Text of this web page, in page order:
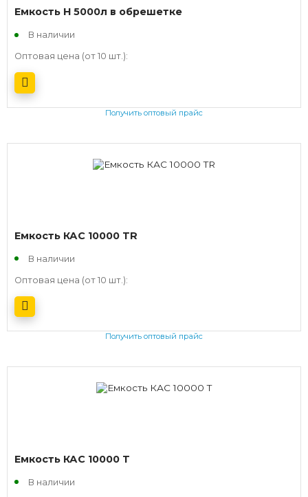
Емкость H 5000л в обрешетке
В наличии
Оптовая цена (от 10 шт.):
Получить оптовый прайс
Емкость КАС 10000 TR
В наличии
Оптовая цена (от 10 шт.):
Получить оптовый прайс
Емкость КАС 10000 T
В наличии